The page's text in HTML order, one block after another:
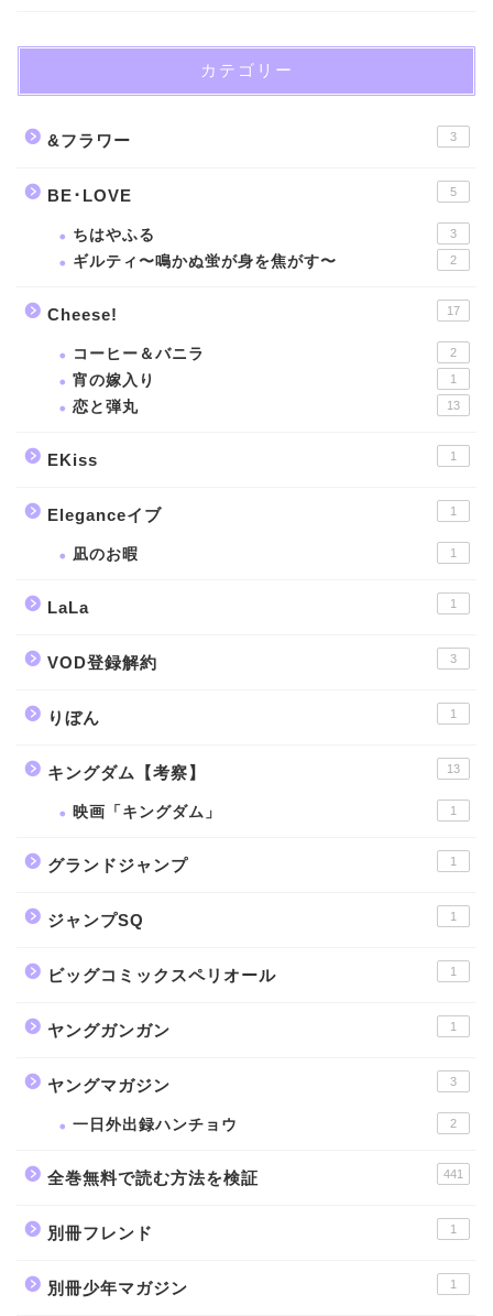
カテゴリー
&フラワー 3
BE･LOVE 5
ちはやふる 3
ギルティ〜鳴かぬ蛍が身を焦がす〜 2
Cheese! 17
コーヒー＆バニラ 2
宵の嫁入り 1
恋と弾丸 13
EKiss 1
Eleganceイブ 1
凪のお暇 1
LaLa 1
VOD登録解約 3
りぼん 1
キングダム【考察】 13
映画「キングダム」 1
グランドジャンプ 1
ジャンプSQ 1
ビッグコミックスペリオール 1
ヤングガンガン 1
ヤングマガジン 3
一日外出録ハンチョウ 2
全巻無料で読む方法を検証 441
別冊フレンド 1
別冊少年マガジン 1